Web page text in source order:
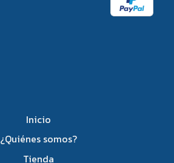
Inicio
¿Quiénes somos?
Tienda